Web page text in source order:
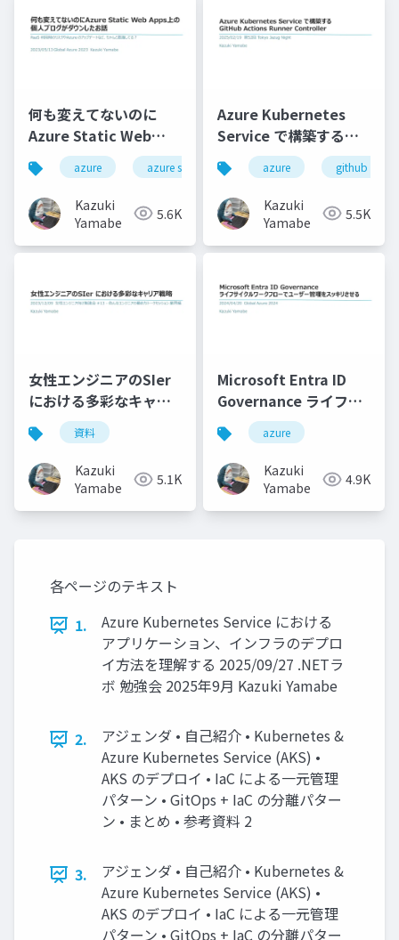
何も変えてないのに
Azure Static Web
Apps上の個人ブログが
ダウンしたお話
azure azure static web apps
Kazuki
Yamabe
5.6K
Azure Kubernetes
Service で構築する
GitHub Actions
Runner Controller
azure github
Kazuki
Yamabe
5.5K
女性エンジニアのSIer
における多彩なキャリ
ア戦略資料
Kazuki
Yamabe
5.1K
Microsoft Entra ID
Governance ライフサ
イクルワークフローで
ユーザー管理をスッキ
リさせる
azure
Kazuki
Yamabe
4.9K
各ページのテキスト
1.
Azure Kubernetes Service における
アプリケーション、インフラのデプロ
イ方法を理解する 2025/09/27 .NETラ
ボ 勉強会 2025年9月 Kazuki Yamabe
2.
アジェンダ • 自己紹介 • Kubernetes &
Azure Kubernetes Service (AKS) •
AKS のデプロイ • IaC による一元管理
パターン • GitOps + IaC の分離パター
ン • まとめ • 参考資料 2
3.
アジェンダ • 自己紹介 • Kubernetes &
Azure Kubernetes Service (AKS) •
AKS のデプロイ • IaC による一元管理
パターン • GitOps + IaC の分離パター